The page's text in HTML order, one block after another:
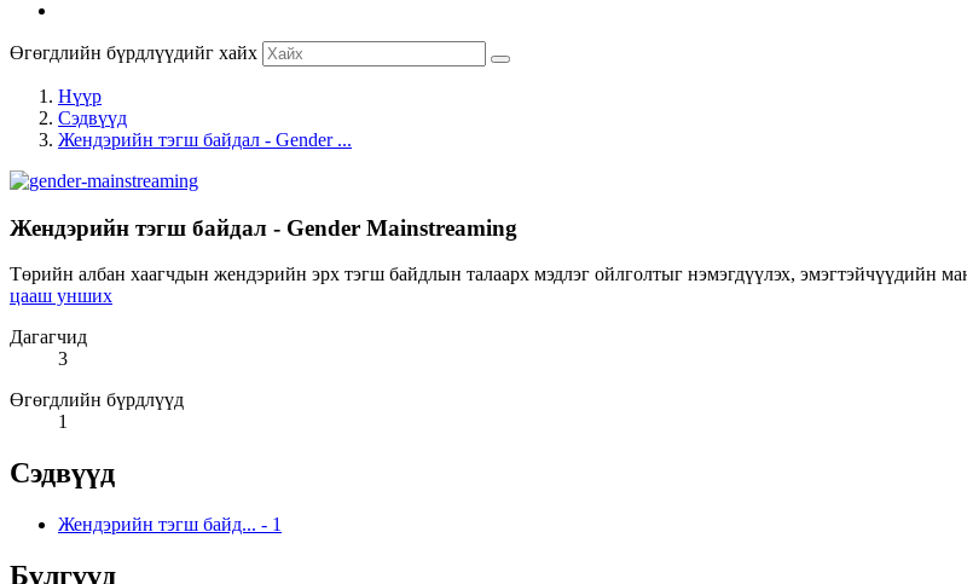
Өгөгдлийн бүрдлүүдийг хайх
Нүүр
Сэдвүүд
Жендэрийн тэгш байдал - Gender ...
Жендэрийн тэгш байдал - Gender Mainstreaming
Төрийн албан хаагчдын жендэрийн эрх тэгш байдлын талаарх мэдлэг ойлголтыг нэмэгдүүлэх, эмэгтэйчүүдийн
цааш унших
Дагагчид
3
Өгөгдлийн бүрдлүүд
1
Сэдвүүд
Жендэрийн тэгш байд... - 1
Бүлгүүд